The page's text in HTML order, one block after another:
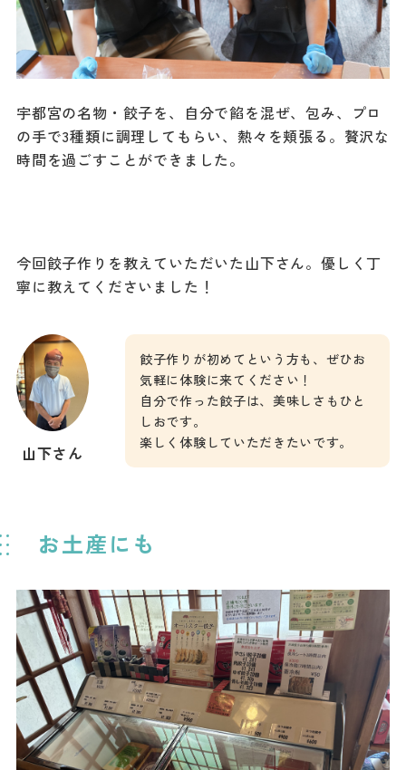
宇都宮の名物・餃子を、自分で餡を混ぜ、包み、プロ
の手で3種類に調理してもらい、熱々を頬張る。贅沢な
時間を過ごすことができました。
今回餃子作りを教えていただいた山下さん。優しく丁
寧に教えてくださいました！
山下さん
餃子作りが初めてという方も、ぜひお
気軽に体験に来てください！
自分で作った餃子は、美味しさもひと
しおです。
楽しく体験していただきたいです。
お土産にも